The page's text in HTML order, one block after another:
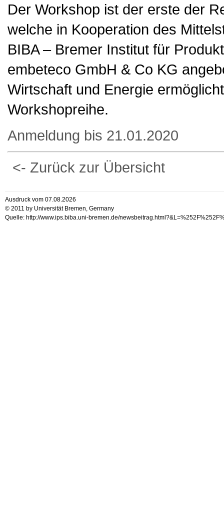
Der Workshop ist der erste der
welche in Kooperation des
BIBA – Bremer Institut für
embeteco GmbH & Co KG
Wirtschaft und Energie
Workshopreihe.
Anmeldung bis 21.01.2020
<- Zurück zur Übersicht
Ausdruck vom 07.08.2026
© 2011 by Universität Bremen, Germany
Quelle: http://www.ips.biba.uni-bremen.de/